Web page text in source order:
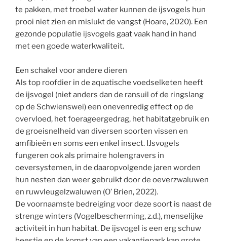
te pakken, met troebel water kunnen de ijsvogels hun
prooi niet zien en mislukt de vangst (Hoare, 2020). Een
gezonde populatie ijsvogels gaat vaak hand in hand
met een goede waterkwaliteit.
Een schakel voor andere dieren
Als top roofdier in de aquatische voedselketen heeft
de ijsvogel (niet anders dan de ransuil of de ringslang
op de Schwienswei) een onevenredig effect op de
overvloed, het foerageergedrag, het habitatgebruik en
de groeisnelheid van diversen soorten vissen en
amfibieën en soms een enkel insect. IJsvogels
fungeren ook als primaire holengravers in
oeversystemen, in de daaropvolgende jaren worden
hun nesten dan weer gebruikt door de oeverzwaluwen
en ruwvleugelzwaluwen (O’ Brien, 2022).
De voornaamste bedreiging voor deze soort is naast de
strenge winters (Vogelbescherming, z.d.), menselijke
activiteit in hun habitat. De ijsvogel is een erg schuw